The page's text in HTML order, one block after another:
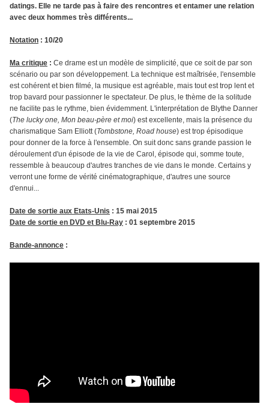
datings. Elle ne tarde pas à faire des rencontres et entamer une relation
avec deux hommes très différents...
Notation : 10/20
Ma critique : Ce drame est un modèle de simplicité, que ce soit de par son
scénario ou par son développement. La technique est maîtrisée, l'ensemble
est cohérent et bien filmé, la musique est agréable, mais tout est trop lent et
trop bavard pour passionner le spectateur. De plus, le thème de la solitude
ne facilite pas le rythme, bien évidemment. L'interprétation de Blythe Danner
(The lucky one, Mon beau-père et moi) est excellente, mais la présence du
charismatique Sam Elliott (Tombstone, Road house) est trop épisodique
pour donner de la force à l'ensemble. On suit donc sans grande passion le
déroulement d'un épisode de la vie de Carol, épisode qui, somme toute,
ressemble à beaucoup d'autres tranches de vie dans le monde. Certains y
verront une forme de vérité cinématographique, d'autres une source
d'ennui...
Date de sortie aux Etats-Unis : 15 mai 2015
Date de sortie en DVD et Blu-Ray : 01 septembre 2015
Bande-annonce :